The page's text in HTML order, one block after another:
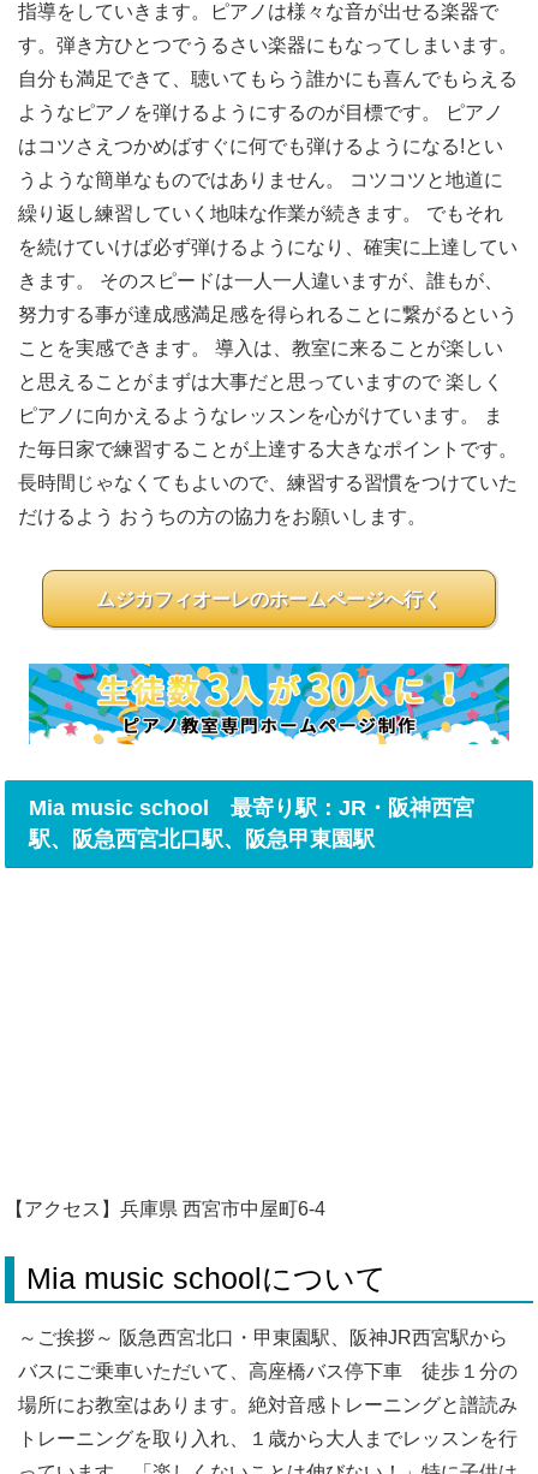
指導をしていきます。ピアノは様々な音が出せる楽器で
す。弾き方ひとつでうるさい楽器にもなってしまいます。
自分も満足できて、聴いてもらう誰かにも喜んでもらえる
ようなピアノを弾けるようにするのが目標です。 ピアノ
はコツさえつかめばすぐに何でも弾けるようになる!とい
うような簡単なものではありません。 コツコツと地道に
繰り返し練習していく地味な作業が続きます。 でもそれ
を続けていけば必ず弾けるようになり、確実に上達してい
きます。 そのスピードは一人一人違いますが、誰もが、
努力する事が達成感満足感を得られることに繋がるという
ことを実感できます。 導入は、教室に来ることが楽しい
と思えることがまずは大事だと思っていますので 楽しく
ピアノに向かえるようなレッスンを心がけています。 ま
た毎日家で練習することが上達する大きなポイントです。
長時間じゃなくてもよいので、練習する習慣をつけていた
だけるよう おうちの方の協力をお願いします。
ムジカフィオーレのホームページへ行く
Mia music school 最寄り駅：JR・阪神西宮
駅、阪急西宮北口駅、阪急甲東園駅
【アクセス】兵庫県 西宮市中屋町6-4
Mia music schoolについて
～ご挨拶～ 阪急西宮北口・甲東園駅、阪神JR西宮駅から
バスにご乗車いただいて、高座橋バス停下車 徒歩１分の
場所にお教室はあります。絶対音感トレーニングと譜読み
トレーニングを取り入れ、１歳から大人までレッスンを行